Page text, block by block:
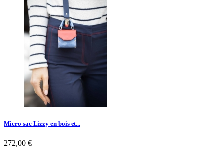
Micro sac Lizzy en bois et...
272,00 €